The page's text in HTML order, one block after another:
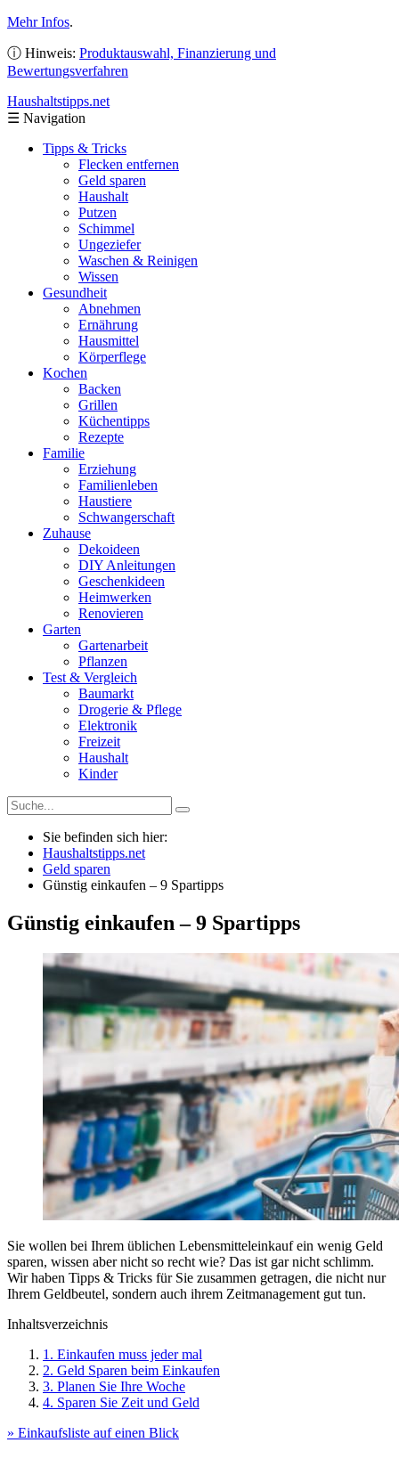
Mehr Infos.
ⓘ Hinweis: Produktauswahl, Finanzierung und
Bewertungsverfahren
Haushaltstipps.net
☰ Navigation
Tipps & Tricks
Flecken entfernen
Geld sparen
Haushalt
Putzen
Schimmel
Ungeziefer
Waschen & Reinigen
Wissen
Gesundheit
Abnehmen
Ernährung
Hausmittel
Körperflege
Kochen
Backen
Grillen
Küchentipps
Rezepte
Familie
Erziehung
Familienleben
Haustiere
Schwangerschaft
Zuhause
Dekoideen
DIY Anleitungen
Geschenkideen
Heimwerken
Renovieren
Garten
Gartenarbeit
Pflanzen
Test & Vergleich
Baumarkt
Drogerie & Pflege
Elektronik
Freizeit
Haushalt
Kinder
Sie befinden sich hier:
Haushaltstipps.net
Geld sparen
Günstig einkaufen – 9 Spartipps
Günstig einkaufen – 9 Spartipps
Sie wollen bei Ihrem üblichen Lebensmitteleinkauf ein wenig Geld
sparen, wissen aber nicht so recht wie? Das ist gar nicht schlimm.
Wir haben Tipps & Tricks für Sie zusammen getragen, die nicht nur
Ihrem Geldbeutel, sondern auch ihrem Zeitmanagement gut tun.
Inhaltsverzeichnis
1. Einkaufen muss jeder mal
2. Geld Sparen beim Einkaufen
3. Planen Sie Ihre Woche
4. Sparen Sie Zeit und Geld
» Einkaufsliste auf einen Blick